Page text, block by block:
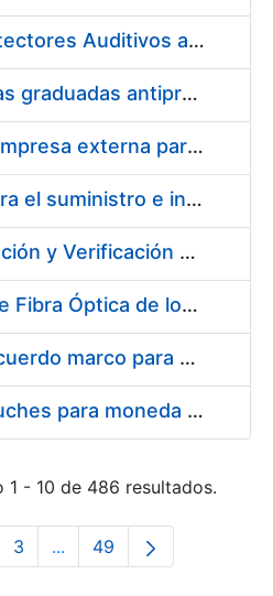
Suministro de Protectores Auditivos a medida para las personas trabajadoras de los Centros de Trabajo de Madrid y Burgos
Suministro de gafas graduadas antiproyecciones para los trabajadores de la FNMT-RCM en los centros de trabajo de Madrid y Burgos
Servicios de una empresa externa para el asesoramiento y resolución de los recursos de alzada que se presentan relacionados con procesos de selección para la FNMT-RCM
Acuerdo marco para el suministro e instalación de persianas, estores y otros complementos
Servicio de Calibración y Verificación Externa de los Equipos de Medición del Servicio de Prevención de la FNMT-RCM
Conexión mediante Fibra Óptica de los Centros de Proceso de Datos (CPDs) de las sedes de la FNMT-RCM de Burgos y Madrid
Contratación de acuerdo marco para el Suministro de Material de Electricidad para la Fábrica Nacional de Moneda y Timbre-Real Casa de la Moneda en su centro de trabajo de Burgos
Suministro de estuches para moneda de 30 €
- 10 de 486 resultados.
Página
3 ...Páginas intermedias Use
Página
49